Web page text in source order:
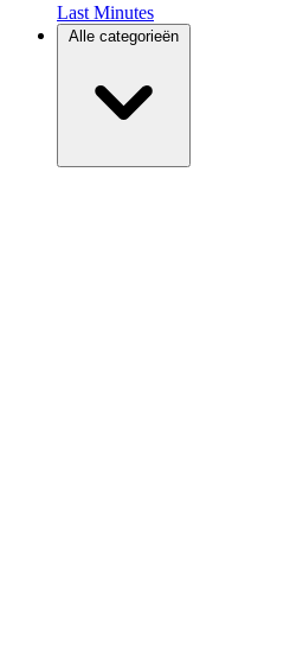
Last Minutes
Alle categorieën